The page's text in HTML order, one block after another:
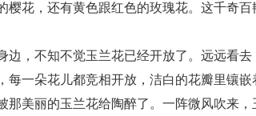
樱花，还有黄色跟红色的玫瑰花。这千奇
边，不知不觉玉兰花已经开放了。远远看
每一朵花儿都竞相开放，洁白的花瓣里镶
那美丽的玉兰花给陶醉了。一阵微风吹来，